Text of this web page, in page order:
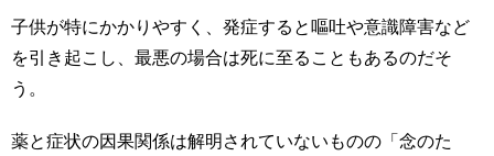
子供が特にかかりやすく、発症すると嘔吐や意識障害など
を引き起こし、最悪の場合は死に至ることもあるのだそ
う。
薬と症状の因果関係は解明されていないものの「念のた